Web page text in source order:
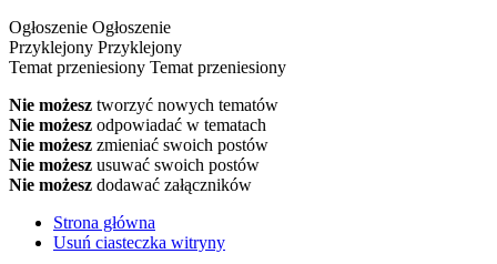
Ogłoszenie Ogłoszenie
Przyklejony Przyklejony
Temat przeniesiony Temat przeniesiony
Nie możesz tworzyć nowych tematów
Nie możesz odpowiadać w tematach
Nie możesz zmieniać swoich postów
Nie możesz usuwać swoich postów
Nie możesz dodawać załączników
Strona główna
Usuń ciasteczka witryny